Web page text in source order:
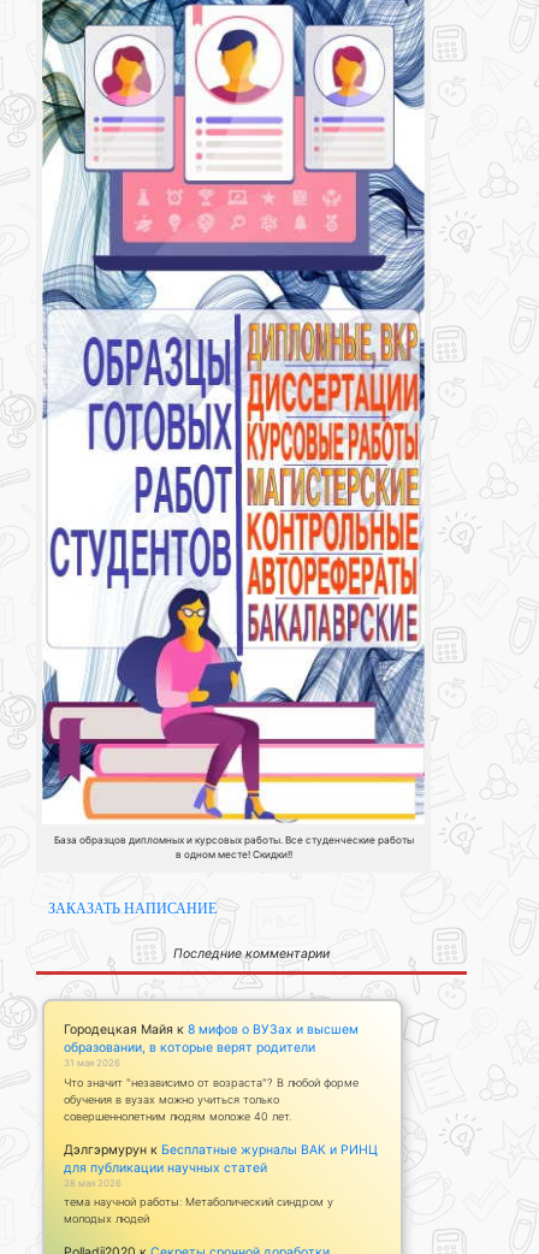
База образцов дипломных и курсовых работы. Все студенческие работы
в одном месте! Скидки!!
ЗАКАЗАТЬ НАПИСАНИЕ
Последние комментарии
Городецкая Майя к 8 мифов о ВУЗах и высшем
образовании, в которые верят родители
31 мая 2026
Что значит "независимо от возраста"? В любой форме
обучения в вузах можно учиться только
совершеннолетним людям моложе 40 лет.
Дэлгэрмурун к Бесплатные журналы ВАК и РИНЦ
для публикации научных статей
28 мая 2026
тема научной работы: Метаболический синдром у
молодых людей